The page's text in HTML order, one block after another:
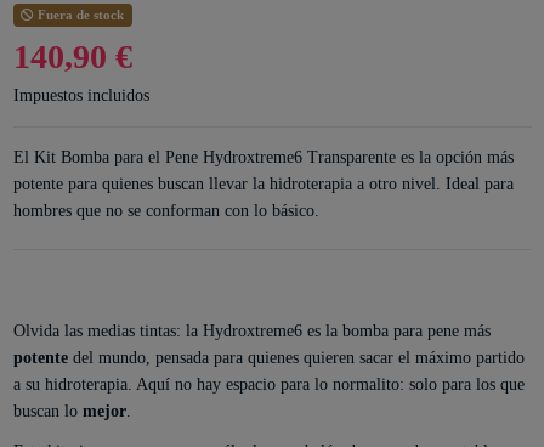
Fuera de stock
140,90 €
Impuestos incluidos
El Kit Bomba para el Pene Hydroxtreme6 Transparente es la opción más
potente para quienes buscan llevar la hidroterapia a otro nivel. Ideal para
hombres que no se conforman con lo básico.
Olvida las medias tintas: la Hydroxtreme6 es la bomba para pene más
potentedel mundo, pensada para quienes quieren sacar el máximo partido
a su hidroterapia. Aquí no hay espacio para lo normalito: solo para los que
buscan lo mejor.